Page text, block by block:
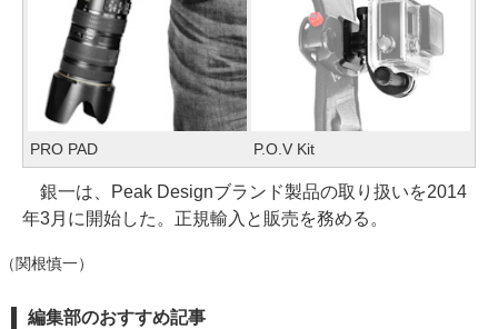
PRO PAD P.O.V Kit
銀一は、Peak Designブランド製品の取り扱いを2014
年3月に開始した。正規輸入と販売を務める。
（関根慎一）
編集部のおすすめ記事